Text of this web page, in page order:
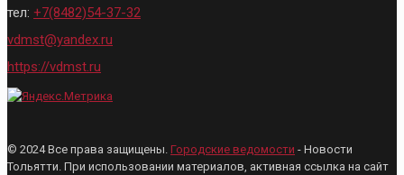
тел: +7(8482)54-37-32
vdmst@yandex.ru
https://vdmst.ru
© 2024 Все права защищены. Городские ведомости - Новости
Тольятти. При использовании материалов, активная ссылка на сайт